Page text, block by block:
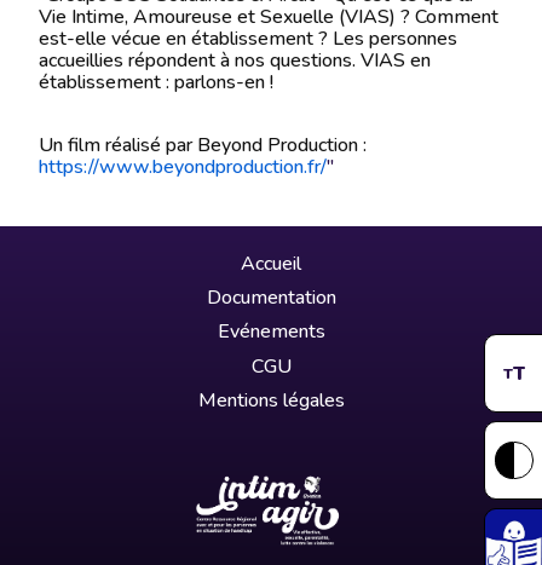
TT
Vie Intime, Amoureuse et Sexuelle (VIAS) ? Comment
est-elle vécue en établissement ? Les personnes
accueillies répondent à nos questions. VIAS en
établissement : parlons-en !
Un film réalisé par Beyond Production :
https://www.beyondproduction.fr/"
Accueil
Documentation
Evénements
CGU
Mentions légales